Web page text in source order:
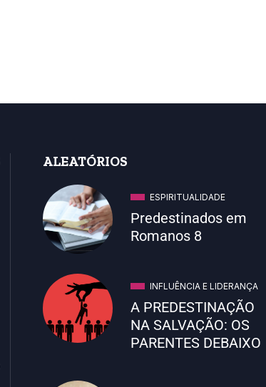
ALEATÓRIOS
ESPIRITUALIDADE
Predestinados em
Romanos 8
INFLUÊNCIA E LIDERANÇA
A PREDESTINAÇÃO
NA SALVAÇÃO: OS
PARENTES DEBAIXO